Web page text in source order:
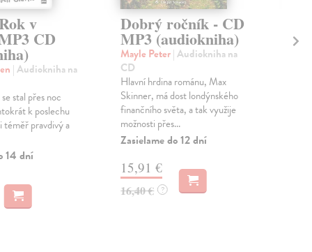
v
CD
| Audiokniha na
stal přes noc
k poslechu
téměř pravdivý a
14 dní
Dobrý ročník - CD
MP3 (audiokniha)
Mayle Peter| Audiokniha na
CD
Hlavní hrdina románu, Max
Skinner, má dost londýnského
finančního světa, a tak využije
možnosti přes...
Zasielame do 12 dní
15,91 €
16,40 € ?